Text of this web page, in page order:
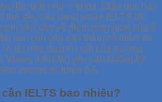
đặc biệt như Y khoa, Giáo dục hay
thể yêu cầu band score IELTS tối
yêu cầu về điểm tổng quát của 4
học còn yêu cầu thêm cả điểm tối
dụ như ngành Luật của trường
Wales (UNSW) yêu cầu không kỹ
overall tối thiểu 6.5.
IELTS bao nhiêu?